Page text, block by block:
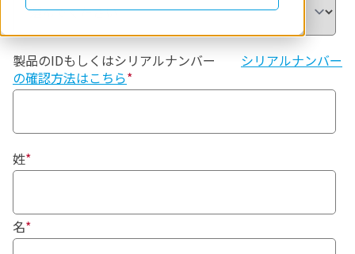
製品のIDもしくはシリアルナンバー シリアルナンバー
の確認方法はこちら*
姓*
名*